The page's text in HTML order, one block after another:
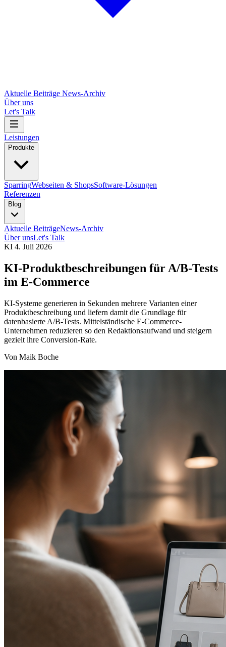
Aktuelle Beiträge News-Archiv
Über uns
Let's Talk
Leistungen
Produkte
SparringWebseiten & ShopsSoftware-Lösungen
Referenzen
Blog
Aktuelle BeiträgeNews-Archiv
Über unsLet's Talk
KI 4. Juli 2026
KI-Produktbeschreibungen für A/B-Tests
im E-Commerce
KI-Systeme generieren in Sekunden mehrere Varianten einer
Produktbeschreibung und liefern damit die Grundlage für
datenbasierte A/B-Tests. Mittelständische E-Commerce-
Unternehmen reduzieren so den Redaktionsaufwand und steigern
gezielt ihre Conversion-Rate.
Von Maik Boche